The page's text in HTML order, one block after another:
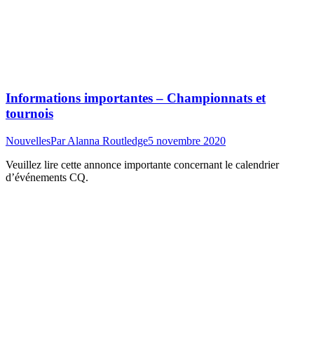
Informations importantes – Championnats et
tournois
NouvellesParAlanna Routledge5 novembre 2020
Veuillez lire cette annonce importante concernant le calendrier
d’événements CQ.